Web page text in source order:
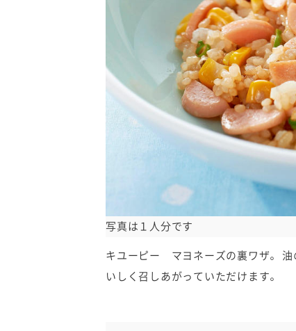
サプリメントなど
ジャム、スプレッドなど
写真は１人分です
キユーピー マヨネーズの裏ワザ。 油
いしく召しあがっていただけます。